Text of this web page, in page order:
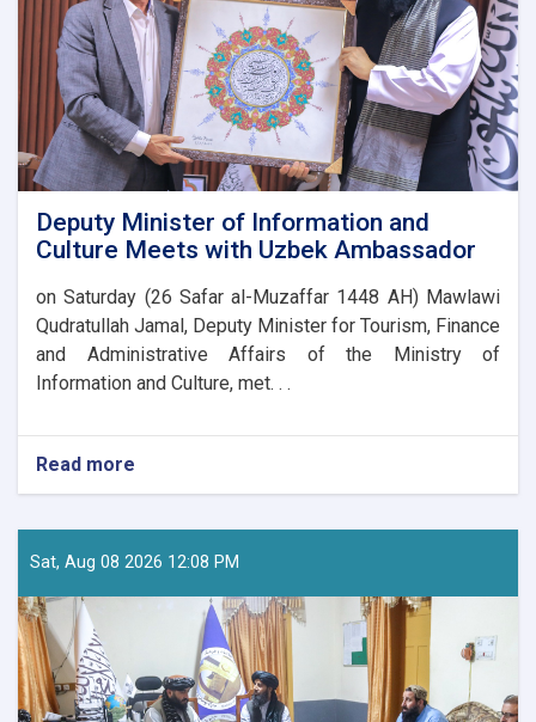
Deputy Minister of Information and
Culture Meets with Uzbek Ambassador
on Saturday (26 Safar al-Muzaffar 1448 AH) Mawlawi
Qudratullah Jamal, Deputy Minister for Tourism, Finance
and Administrative Affairs of the Ministry of
Information and Culture, met. . .
Read more
Deputy
of
Information
Uzbek
Ambassador
Sat, Aug 08 2026 12:08 PM